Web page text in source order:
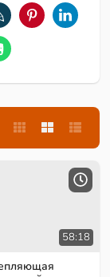
58:18